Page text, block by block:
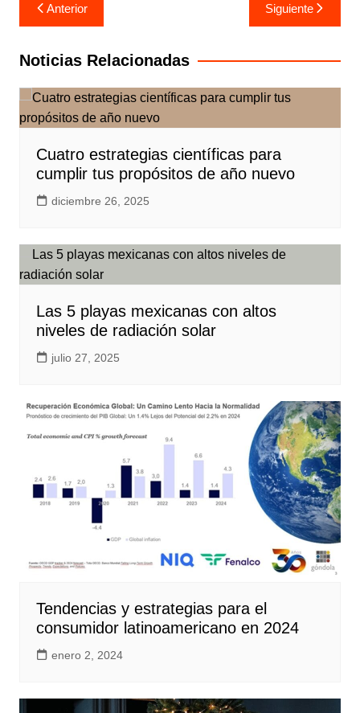
de
entradas
Anterior Siguiente
Noticias Relacionadas
Cuatro estrategias científicas para
cumplir tus propósitos de año nuevo
diciembre 26, 2025
Las 5 playas mexicanas con altos
niveles de radiación solar
julio 27, 2025
Tendencias y estrategias para el
consumidor latinoamericano en 2024
enero 2, 2024